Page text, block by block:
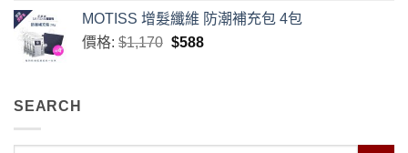
MOTISS 增髮纖維 防潮補充包 4包
價格: $1,170 原
$588目
SEARCH